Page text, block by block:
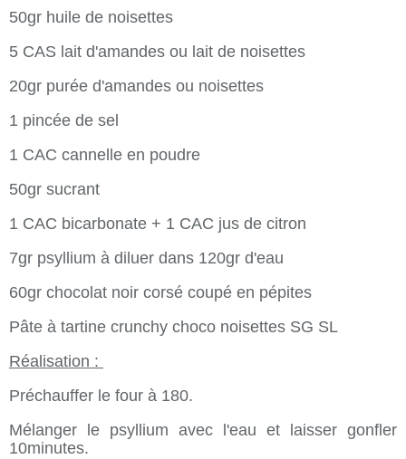
50gr huile de noisettes
5 CAS lait d'amandes ou lait de noisettes
20gr purée d'amandes ou noisettes
1 pincée de sel
1 CAC cannelle en poudre
50gr sucrant
1 CAC bicarbonate + 1 CAC jus de citron
7gr psyllium à diluer dans 120gr d'eau
60gr chocolat noir corsé coupé en pépites
Pâte à tartine crunchy choco noisettes SG SL
Réalisation :
Préchauffer le four à 180.
Mélanger le psyllium avec l'eau et laisser gonfler
10minutes.